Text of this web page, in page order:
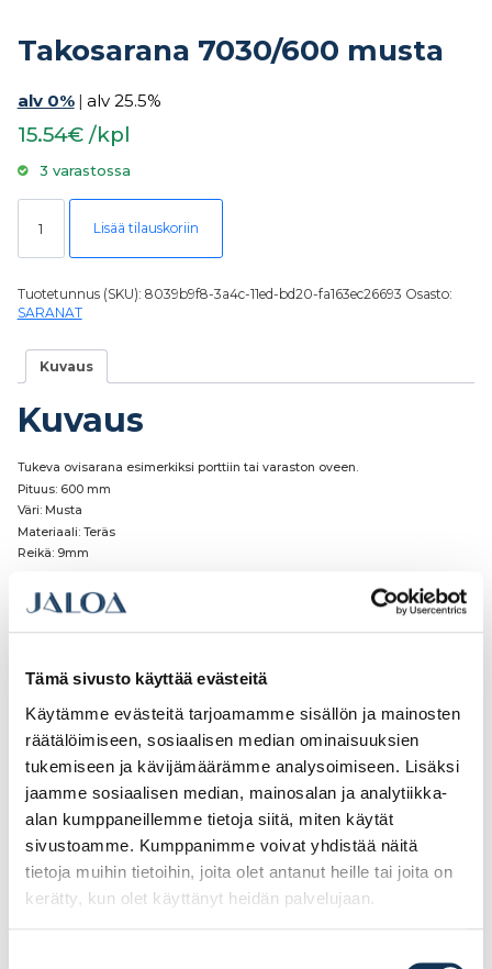
Tämä sivusto käyttää evästeitä
Käytämme evästeitä tarjoamamme sisällön ja mainosten
räätälöimiseen, sosiaalisen median ominaisuuksien
tukemiseen ja kävijämäärämme analysoimiseen. Lisäksi
jaamme sosiaalisen median, mainosalan ja analytiikka-
alan kumppaneillemme tietoja siitä, miten käytät
sivustoamme. Kumppanimme voivat yhdistää näitä
tietoja muihin tietoihin, joita olet antanut heille tai joita on
kerätty, kun olet käyttänyt heidän palvelujaan.
Takosarana 7030/600 musta
alv 0% | alv 25.5%
15.54€ /kpl
3 varastossa
Takosarana 7030/600 musta määrä
Lisää tilauskoriin
Tuotetunnus (SKU): 8039b9f8-3a4c-11ed-bd20-fa163ec26693 Osasto:
SARANAT
Kuvaus
Kuvaus
Tukeva ovisarana esimerkiksi porttiin tai varaston oveen.
Pituus: 600 mm
Väri: Musta
Materiaali: Teräs
Reikä: 9mm
Tutustu myös